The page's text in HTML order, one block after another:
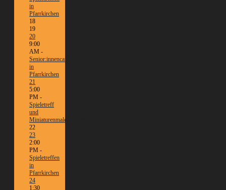
in
Pfarrkirchen
18
19
20
9:00
AM -
Senior:innencafé
in
Pfarrkirchen
21
5:00
PM -
Spieletreff
und
Miniaturenmalen/Tabletop
22
23
2:00
PM -
Spieletreffen
in
Pfarrkirchen
24
1:30